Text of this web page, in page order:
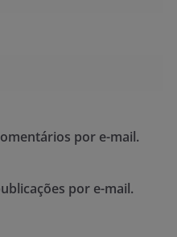
por e-mail.
por e-mail.